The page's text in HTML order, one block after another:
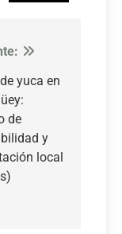
yuca en
de
y
local